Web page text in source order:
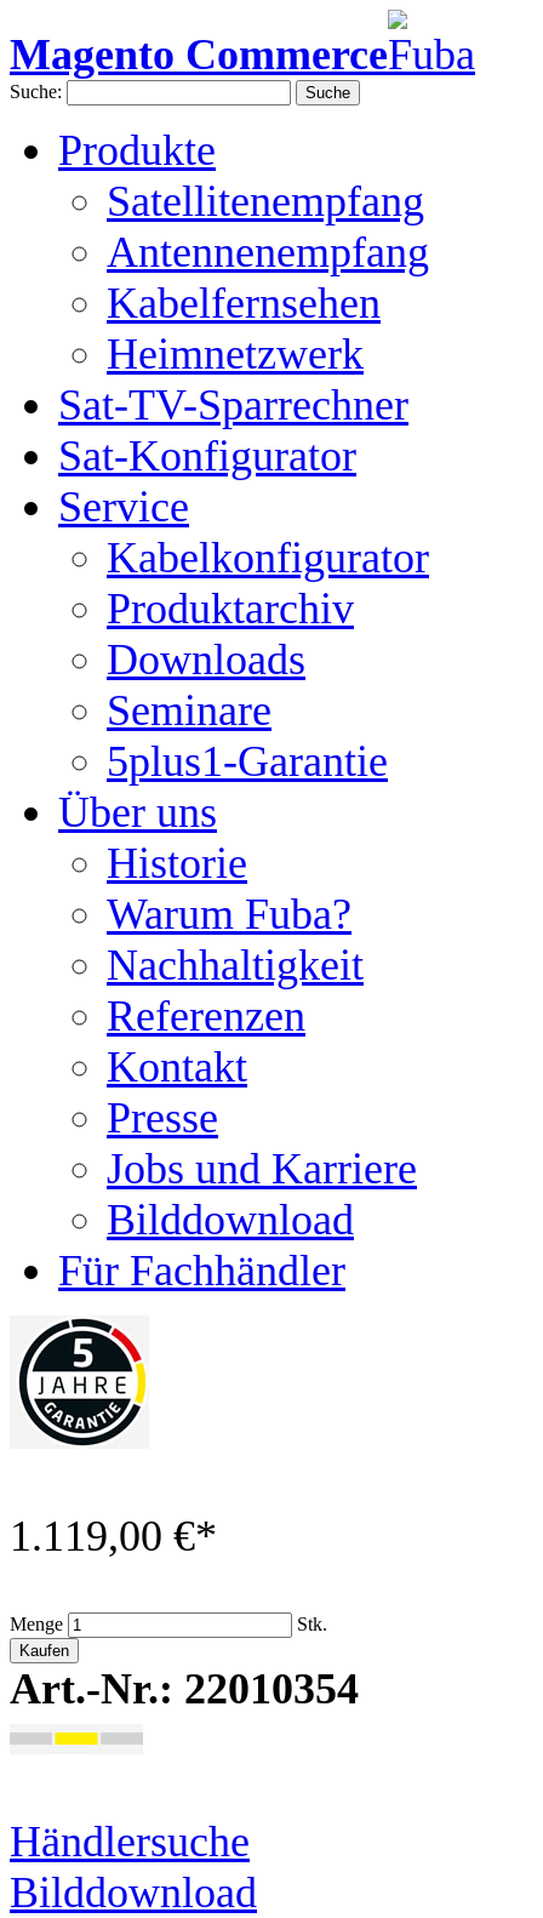
Magento Commerce
Suche: Suche
Produkte
Satellitenempfang
Antennenempfang
Kabelfernsehen
Heimnetzwerk
Sat-TV-Sparrechner
Sat-Konfigurator
Service
Kabelkonfigurator
Produktarchiv
Downloads
Seminare
5plus1-Garantie
Über uns
Historie
Warum Fuba?
Nachhaltigkeit
Referenzen
Kontakt
Presse
Jobs und Karriere
Bilddownload
Für Fachhändler
1.119,00 €*
Menge Stk.
Kaufen
Art.-Nr.: 22010354
Händlersuche
Bilddownload